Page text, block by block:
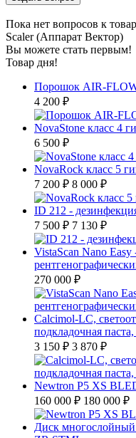
Пока нет вопросов к
Scaler (Аппарат Вектор)
Вы можете стать первым!
Товар дня!
Порошок AIR-FLOW
4 200 ₽
NovaStone класс 4
6 500 ₽
NovaRock класс 5
7 200 ₽ 8 000 ₽
ID 212 -
7 500 ₽ 7 130 ₽
VistaScan Nano Easy
270 000 ₽
Calcimol-LC,
подкладочная
3 150 ₽ 3 870 ₽
Newtron P5 XS
160 000 ₽ 180 000 ₽
Диск многослойный